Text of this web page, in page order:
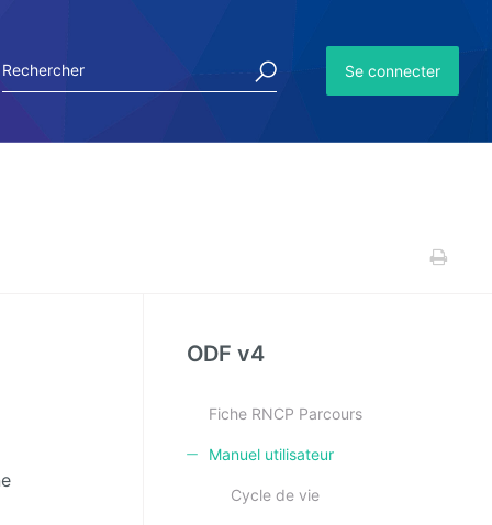
Se connecter
ODF v4
Fiche RNCP Parcours
Manuel utilisateur
Cycle de vie